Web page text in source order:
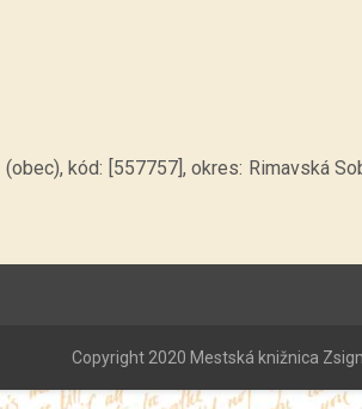
kód: [557757], okres: Rimavská
Copyright 2020 Mestská knižnica